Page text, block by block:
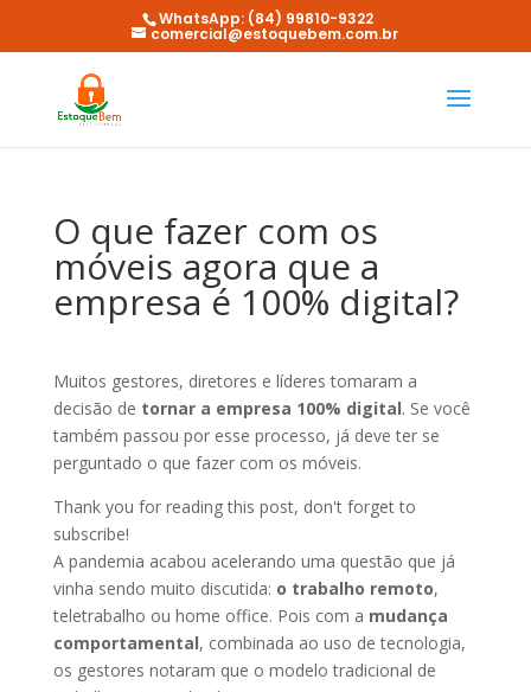
WhatsApp: (84) 99810-9322
comercial@estoquebem.com.br
O que fazer com os
móveis agora que a
empresa é 100% digital?
Muitos gestores, diretores e líderes tomaram a
decisão de tornar a empresa 100% digital. Se você
também passou por esse processo, já deve ter se
perguntado o que fazer com os móveis.
Thank you for reading this post, don't forget to
subscribe!
A pandemia acabou acelerando uma questão que já
vinha sendo muito discutida: o trabalho remoto,
teletrabalho ou home office. Pois com a mudança
comportamental, combinada ao uso de tecnologia,
os gestores notaram que o modelo tradicional de